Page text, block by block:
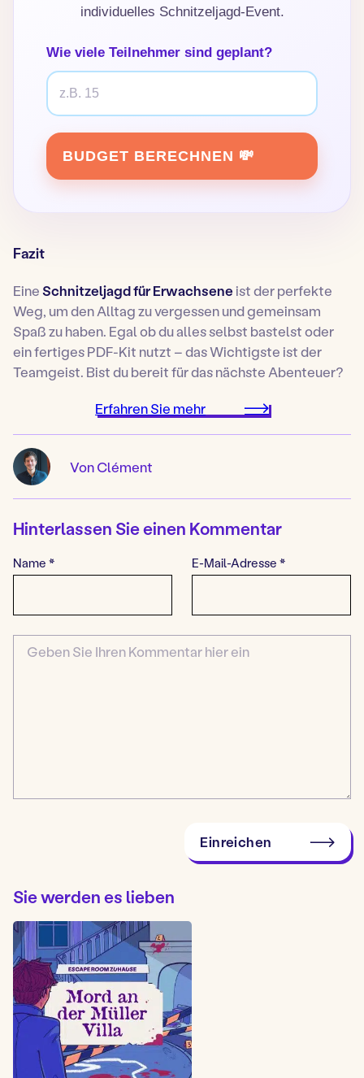
individuelles Schnitzeljagd-Event.
Wie viele Teilnehmer sind geplant?
BUDGET BERECHNEN 💸
Fazit
EineSchnitzeljagd für Erwachseneist der perfekte
Weg, um den Alltag zu vergessen und gemeinsam
Spaß zu haben. Egal ob du alles selbst bastelst oder
ein fertiges PDF-Kit nutzt – das Wichtigste ist der
Teamgeist. Bist du bereit für das nächste Abenteuer?
Erfahren Sie mehr
Von Clément
Hinterlassen Sie einen Kommentar
Name * E-Mail-Adresse *
Einreichen
Sie werden es lieben